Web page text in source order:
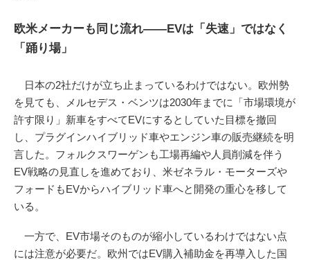
欧米メーカーも同じ流れ――EVは「失速」ではなく
「踊り場」
日本の2社だけが立ち止まっているわけではない。欧州勢
を見ても、メルセデス・ベンツは2030年までに「市場環境が
許す限り」新車をすべてEVにするとしていた目標を撤回
し、プラグインハイブリッド車やエンジン車の販売継続を明
言した。フォルクスワーゲンも工場再編や人員削減を伴う
EV戦略の見直しを進めており、米ゼネラル・モーターズや
フォードもEVからハイブリッド車へと開発の重心を移して
いる。
一方で、EV市場そのものが縮小しているわけではない点
には注意が必要だ。欧州ではEV購入補助金を再導入した国